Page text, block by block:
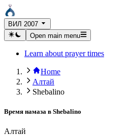
ВИЛ 2007
Open main menu
Learn about prayer times
Home
Алтай
Shebalino
Время намаза в Shebalino
Алтай